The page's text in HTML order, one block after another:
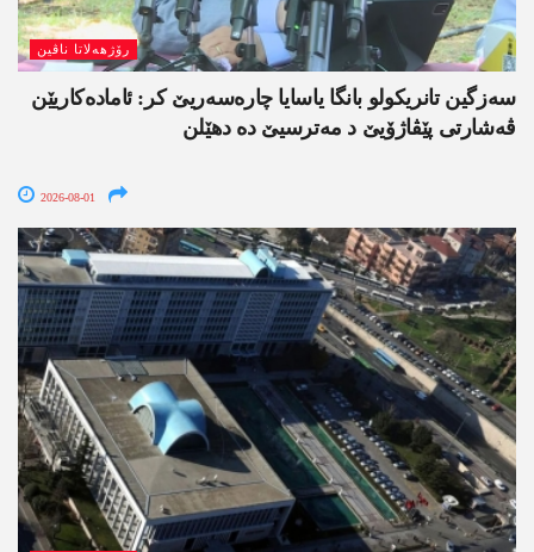
رۆژھەلاتا ناڤین
سەزگین تانریکولو بانگا یاسایا چارەسەریێ کر: ئامادەکاریێن
ڤەشارتی پێڤاژۆیێ د مەترسیێ دە دھێلن
2026-08-01